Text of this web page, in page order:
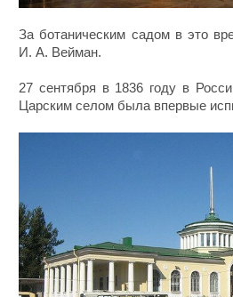
За ботаническим садом в это
И. А. Вейман.
27 сентября в 1836 году в
Царским селом была впервые